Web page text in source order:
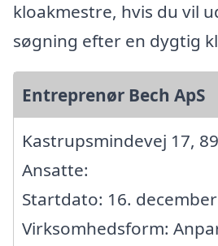
kloakmestre, hvis du vil
søgning efter en dygtig
Entreprenør Bech ApS
Kastrupsmindevej 17,
Ansatte:
Startdato: 16.
Virksomhedsform: